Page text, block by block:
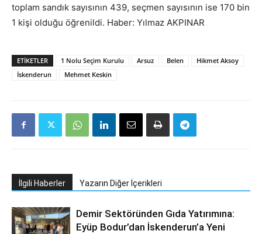
toplam sandık sayısının 439, seçmen sayısının ise 170 bin
1 kişi olduğu öğrenildi. Haber: Yılmaz AKPINAR
ETIKETLER 1 Nolu Seçim Kurulu Arsuz Belen
Hikmet Aksoy
İskenderun
Mehmet Keskin
İlgili Haberler Yazarın Diğer İçerikleri
Demir Sektöründen Gıda Yatırımına:
Eyüp Bodur’dan İskenderun’a Yeni